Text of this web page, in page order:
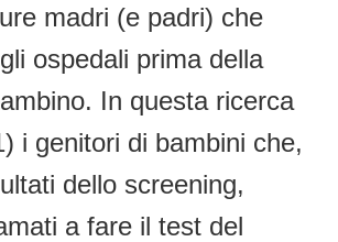
madri (e padri) che
ospedali prima della
In questa ricerca
i genitori di bambini che,
dello screening,
a fare il test del